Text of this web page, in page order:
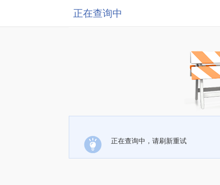
正在查询中
正在查询中，请刷新重试